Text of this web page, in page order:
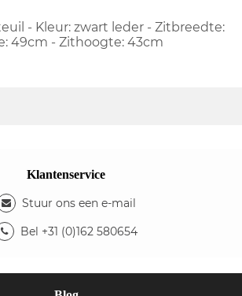
- Kleur: zwart leder - Zitbreedte:
49cm - Zithoogte: 43cm
Klantenservice
Stuur ons een e-mail
Bel +31 (0)162 580654